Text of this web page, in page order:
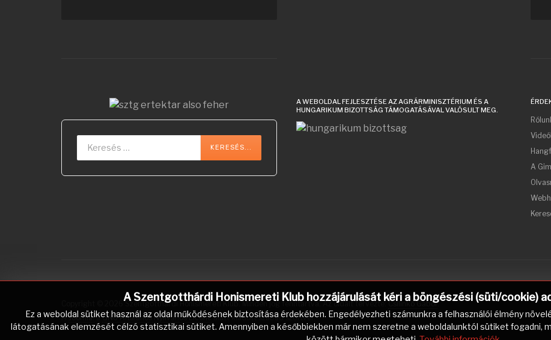
A Szentgotthárdi Honismereti Klub hozzájárulását kéri a böngészési (süti/cookie)
Ez a weboldal sütiket használ az oldal működésének biztosítása érdekében. Engedélyezheti számunkra a felhasználói élmény
látogatásának elemzését célzó statisztikai sütiket. Amennyiben a későbbiekben már nem szeretne a weboldalunktól sütiket fogadni,
Keresés...
KERESÉS...
A WEBOLDAL FEJLESZTÉSE AZ AGRÁRMINISZTÉRIUM ÉS A
HUNGARIKUM BIZOTTSÁG TÁMOGATÁSÁVAL VALÓSULT MEG.
A
Copyright © 2026 Szentgotthárdi Honismereti Klub. Minden jog fenntartva. Az oldalt tervezte:Csilinkó Gábor.
AJoomla!aGNU Általános Nyilvános Licencalatt kiadott szabad szoftver.